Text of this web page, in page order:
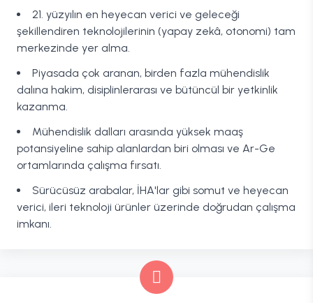
21. yüzyılın en heyecan verici ve geleceği
şekillendiren teknolojilerinin (yapay zekâ, otonomi) tam
merkezinde yer alma.
Piyasada çok aranan, birden fazla mühendislik
dalına hakim, disiplinlerarası ve bütüncül bir yetkinlik
kazanma.
Mühendislik dalları arasında yüksek maaş
potansiyeline sahip alanlardan biri olması ve Ar-Ge
ortamlarında çalışma fırsatı.
Sürücüsüz arabalar, İHA'lar gibi somut ve heyecan
verici, ileri teknoloji ürünler üzerinde doğrudan çalışma
imkanı.